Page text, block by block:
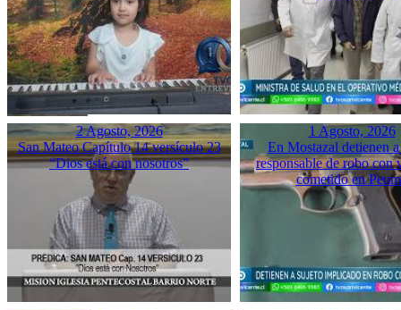
2 Agosto, 2026
San Mateo Capítulo 14 versículo 23
“Dios está con nosotros”
1 Agosto, 2026
En Mostazal detienen
responsable de robo con
cometido en